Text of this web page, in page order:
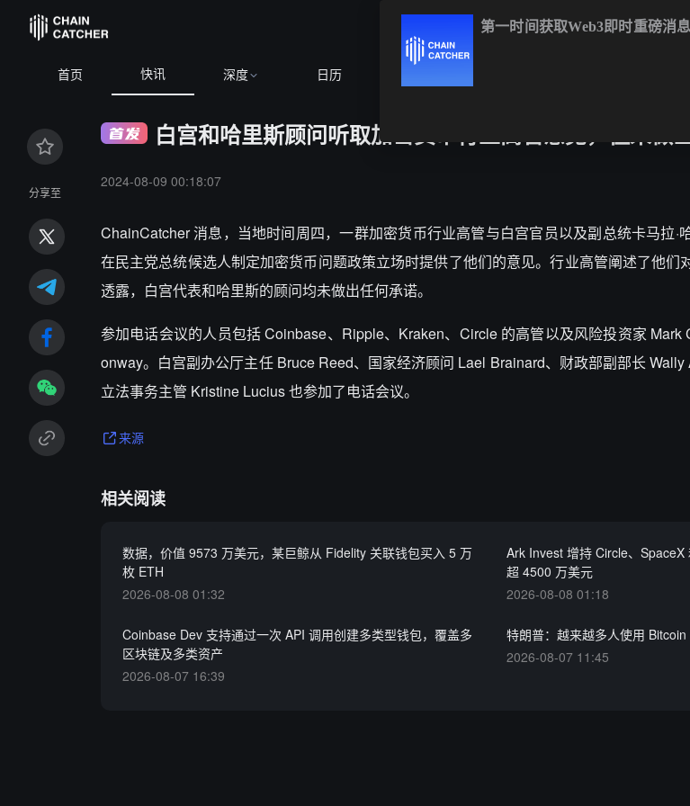
首页 快讯 深度 日历
分享至
白宫和哈里斯顾问听取加密货币行业高管意见，但未做
2024-08-09 00:18:07
ChainCatcher 消息，当地时间周四，一群加密货币行业高管与白宫官员以及副总统卡马拉·
在民主党总统候选人制定加密货币问题政策立场时提供了他们的意见。行业高管阐述了他们
透露，白宫代表和哈里斯的顾问均未做出任何承诺。
参加电话会议的人员包括 Coinbase、Ripple、Kraken、Circle 的高管以及风险投资家 Mark
onway。白宫副办公厅主任 Bruce Reed、国家经济顾问 Lael Brainard、财政部副部长
立法事务主管 Kristine Lucius 也参加了电话会议。
来源
相关阅读
数据，价值 9573 万美元，某巨鲸从 Fidelity 关联钱包买入 5 万
枚 ETH
2026-08-08 01:32
Ark Invest 增持 Circle、
超 4500 万美元
2026-08-08 01:18
Coinbase Dev 支持通过一次 API 调用创建多类型钱包，覆盖多
区块链及多类资产
2026-08-07 16:39
特朗普：越来越多人使用
2026-08-07 11:45
第一时间获取Web3即时重磅消